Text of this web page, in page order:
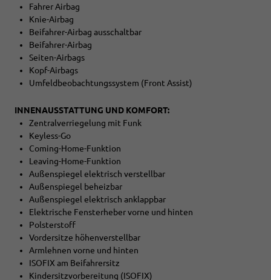
Fahrer Airbag
Knie-Airbag
Beifahrer-Airbag ausschaltbar
Beifahrer-Airbag
Seiten-Airbags
Kopf-Airbags
Umfeldbeobachtungssystem (Front Assist)
INNENAUSSTATTUNG UND KOMFORT:
Zentralverriegelung mit Funk
Keyless-Go
Coming-Home-Funktion
Leaving-Home-Funktion
Außenspiegel elektrisch verstellbar
Außenspiegel beheizbar
Außenspiegel elektrisch anklappbar
Elektrische Fensterheber vorne und hinten
Polsterstoff
Vordersitze höhenverstellbar
Armlehnen vorne und hinten
ISOFIX am Beifahrersitz
Kindersitzvorbereitung (ISOFIX)